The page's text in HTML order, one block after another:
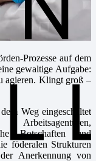
Prozesse auf dem
gewaltige Aufgabe:
agieren. Klingt groß –
Weg eingeschaltet
Botschaften und
föderalen Strukturen
Anerkennung von